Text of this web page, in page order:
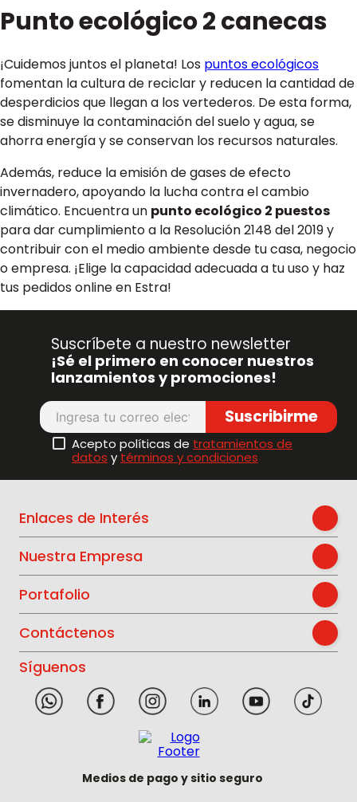
Punto ecológico 2 canecas
¡Cuidemos juntos el planeta! Los puntos ecológicos
fomentan la cultura de reciclar y reducen la cantidad de
desperdicios que llegan a los vertederos. De esta forma,
se disminuye la contaminación del suelo y agua, se
ahorra energía y se conservan los recursos naturales.
Además, reduce la emisión de gases de efecto
invernadero, apoyando la lucha contra el cambio
climático. Encuentra un punto ecológico 2 puestos
para dar cumplimiento a la Resolución 2148 del 2019 y
contribuir con el medio ambiente desde tu casa, negocio
o empresa. ¡Elige la capacidad adecuada a tu uso y haz
tus pedidos online en Estra!
Suscríbete a nuestro newsletter
¡Sé el primero en conocer nuestros
lanzamientos y promociones!
Suscribirme
Acepto políticas de tratamientos de
datos y términos y condiciones
Enlaces de Interés
Nuestra Empresa
Portafolio
Contáctenos
Síguenos
Medios de pago y sitio seguro